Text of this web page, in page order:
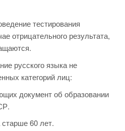
тестирования
отрицательного результата,
русского языка не
категорий лиц:
документ об образовании
60 лет.